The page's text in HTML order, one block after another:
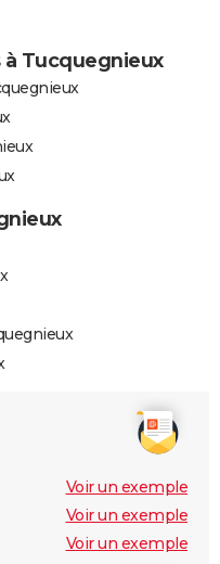
Tucquegnieux
Voir un exemple
Voir un exemple
Voir un exemple